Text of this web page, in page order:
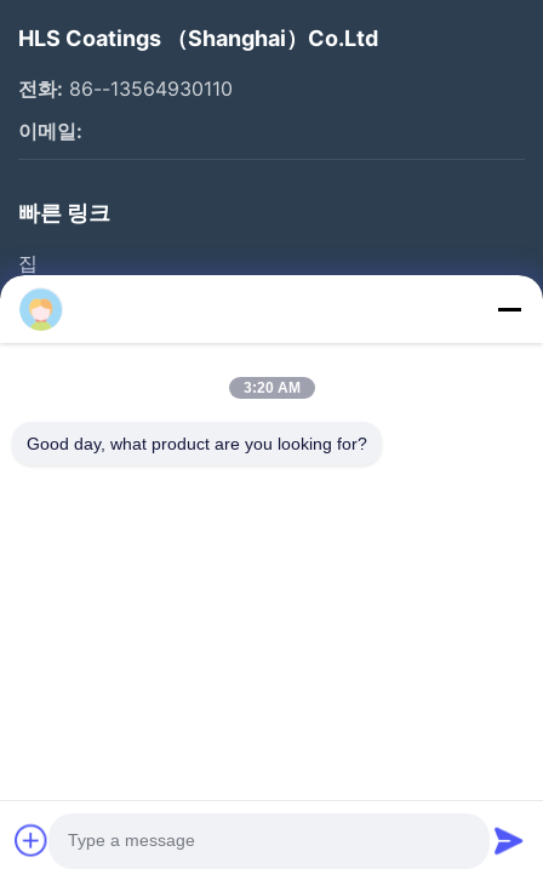
HLS Coatings （Shanghai）Co.Ltd
전화: 86--13564930110
이메일:
빠른 링크
집
제품
비디오
우리 에 관한 것
©2018- HLS Coatings （Shanghai）Co.Ltd. 모두 모든 권리 보호
3:20 AM
Good day, what product are you looking for?